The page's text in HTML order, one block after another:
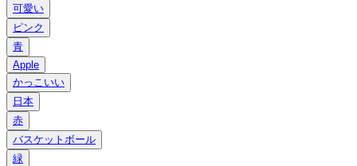
可愛い
ピンク
青
Apple
かっこいい
日本
赤
バスケットボール
緑